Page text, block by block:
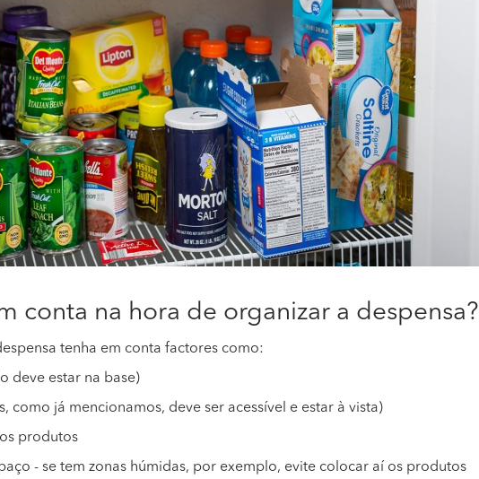
conta na hora de organizar a despensa?
tenha em conta factores como:
deve estar na base)
como já mencionamos, deve ser acessível e estar à vista)
produtos
- se tem zonas húmidas, por exemplo, evite colocar aí os produtos